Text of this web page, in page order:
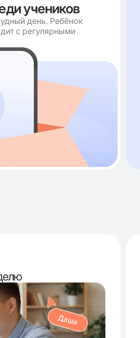
учеников
день. Ребёнок
с регулярными
Даша